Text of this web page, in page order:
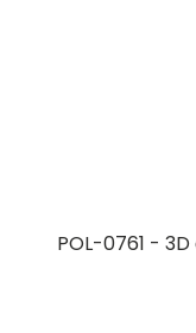
POL-0761 -